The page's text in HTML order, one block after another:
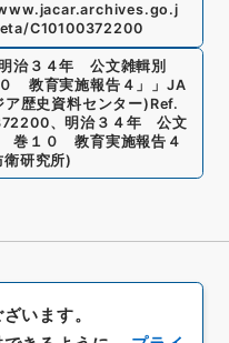
C10100372200
治３４年 公文雑輯別
教育実施報告４」
」 JA
ア歴史資料センター) Ref.
、明治３４年 公文
巻１０ 教育実施報告４
衛研究所)
います。